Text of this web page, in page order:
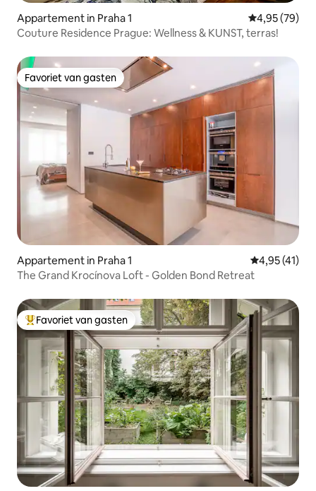
Appartement in Praha 1 Gemiddelde
4,95 (79)
Couture Residence Prague: Wellness & KUNST, terras!
Favoriet van gasten
Favoriet van gasten
Appartement in Praha 1 Gemiddelde
4,95 (41)
The Grand Krocínova Loft - Golden Bond Retreat
Topfavoriet van gasten
Favoriet van gasten